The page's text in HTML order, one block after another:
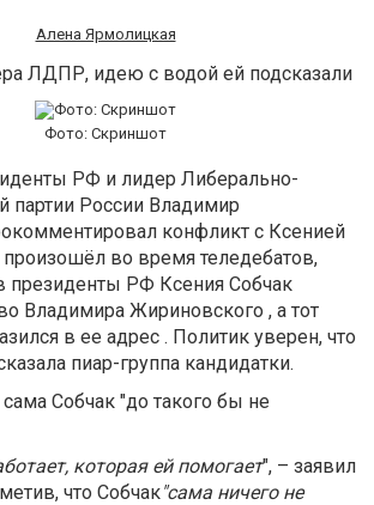
Алена Ярмолицкая
ЛДПР, идею с водой ей подсказали
Фото: Скриншот
РФ и лидер Либерально-
партии России Владимир
конфликт с Ксенией
во время теледебатов,
президенты РФ Ксения Собчак
Владимира Жириновского , а тот
в ее адрес . Политик уверен, что
пиар-группа кандидатки.
Собчак "до такого бы не
которая ей помогает", – заявил
что Собчак"сама ничего не